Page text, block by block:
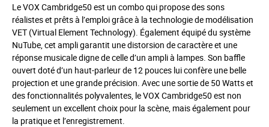
Le VOX Cambridge50 est un combo qui propose des sons
réalistes et prêts à l’emploi grâce à la technologie de modélisation
VET (Virtual Element Technology). Également équipé du système
NuTube, cet ampli garantit une distorsion de caractère et une
réponse musicale digne de celle d’un ampli à lampes. Son baffle
ouvert doté d’un haut-parleur de 12 pouces lui confère une belle
projection et une grande précision. Avec une sortie de 50 Watts et
des fonctionnalités polyvalentes, le VOX Cambridge50 est non
seulement un excellent choix pour la scène, mais également pour
la pratique et l’enregistrement.